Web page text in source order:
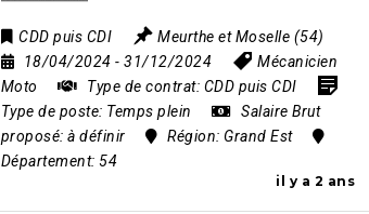
il y a 2 ans
CDD puis CDI
Meurthe et Moselle (54)
18/04/2024- 31/12/2024
Mécanicien
Moto
Type de contrat: CDD puis CDI
Type de poste: Temps plein
Salaire Brut
proposé:à définir Région: Grand Est
Département:54